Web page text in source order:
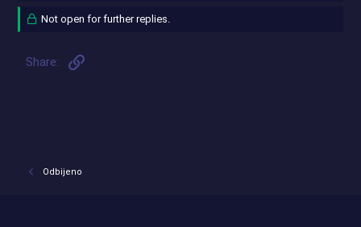
Not open for further replies.
Share:
Odbijeno